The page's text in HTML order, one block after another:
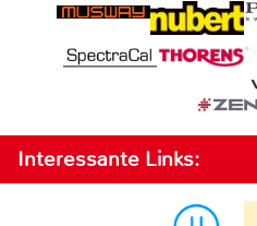
Interessante Links: